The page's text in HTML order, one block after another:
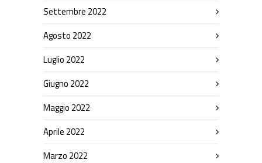
Settembre 2022
Agosto 2022
Luglio 2022
Giugno 2022
Maggio 2022
Aprile 2022
Marzo 2022